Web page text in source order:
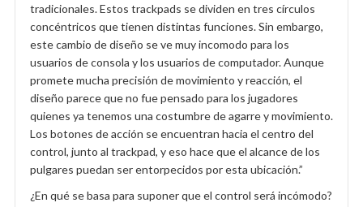
tradicionales. Estos trackpads se dividen en tres círculos
concéntricos que tienen distintas funciones. Sin embargo,
este cambio de diseño se ve muy incomodo para los
usuarios de consola y los usuarios de computador. Aunque
promete mucha precisión de movimiento y reacción, el
diseño parece que no fue pensado para los jugadores
quienes ya tenemos una costumbre de agarre y movimiento.
Los botones de acción se encuentran hacia el centro del
control, junto al trackpad, y eso hace que el alcance de los
pulgares puedan ser entorpecidos por esta ubicación.”
¿En qué se basa para suponer que el control será incómodo?